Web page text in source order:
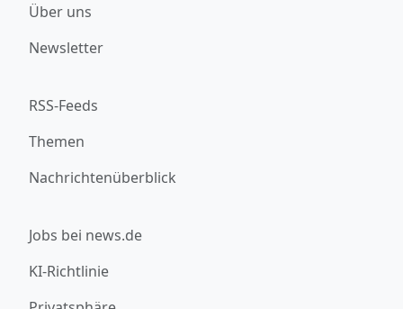
Über uns
Newsletter
RSS-Feeds
Themen
Nachrichtenüberblick
Jobs bei news.de
KI-Richtlinie